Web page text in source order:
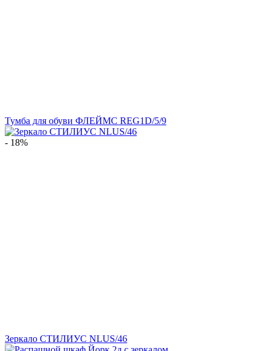
Тумба для обуви ФЛЕЙМС REG1D/5/9
- 18%
Зеркало СТИЛИУС NLUS/46